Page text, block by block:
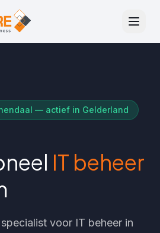
— actief in Gelderland
IT beheer
voor IT beheer in